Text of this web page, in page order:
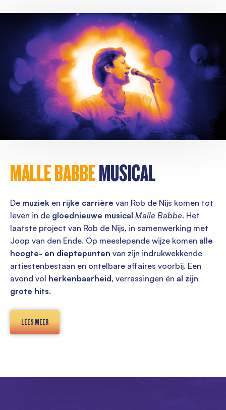
MALLE BABBEMUSICAL
De muziek en rijke carrière van Rob de Nijs komen tot
leven in de gloednieuwe musical Malle Babbe. Het
laatste project van Rob de Nijs, in samenwerking met
Joop van den Ende. Op meeslepende wijze komen alle
hoogte- en dieptepunten van zijn indrukwekkende
artiestenbestaan en ontelbare affaires voorbij. Een
avond vol herkenbaarheid, verrassingen én al zijn
grote hits.
LEES MEER